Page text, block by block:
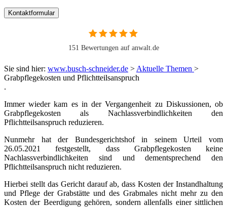
Kontaktformular
151 Bewertungen auf anwalt.de
Sie sind hier: www.busch-schneider.de >Aktuelle Themen >
Grabpflegekosten und Pflichtteilsanspruch
.
Immer wieder kam es in der Vergangenheit zu Diskussionen, ob
Grabpflegekosten als Nachlassverbindlichkeiten den
Pflichtteilsanspruch reduzieren.
Nunmehr hat der Bundesgerichtshof in seinem Urteil vom
26.05.2021 festgestellt, dass Grabpflegekosten keine
Nachlassverbindlichkeiten sind und dementsprechend den
Pflichtteilsanspruch nicht reduzieren.
Hierbei stellt das Gericht darauf ab, dass Kosten der Instandhaltung
und Pflege der Grabstätte und des Grabmales nicht mehr zu den
Kosten der Beerdigung gehören, sondern allenfalls einer sittlichen